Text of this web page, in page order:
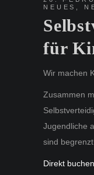
NEUES
für
Wir machen
Zusammen
Jugendliche
sind
Direkt